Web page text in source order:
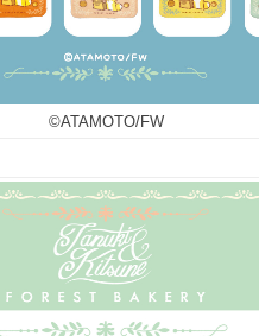
©︎ATAMOTO/FW